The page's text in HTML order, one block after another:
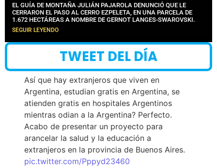
EL GUÍA DE MONTAÑA JULIÁN PAJAROLA DENUNCIÓ QUE LE
CERRARON EL PASO AL CERRO EZPELETA, EN UNA PARCELA DE
1.672 HECTÁREAS A NOMBRE DE GERNOT LANGES-SWAROVSKI.
SEGUIR LEYENDO
TWEET DEL DÍA
Así que hay extranjeros que viven en
Argentina, estudian gratis en Argentina, se
atienden gratis en hospitales Argentinos
mientras odian a la Argentina? Perfecto.
Acabo de presentar un proyecto para
arancelar la salud y la educación a
extranjeros en la provincia de Buenos Aires.
pic.twitter.com/Pppyd23460